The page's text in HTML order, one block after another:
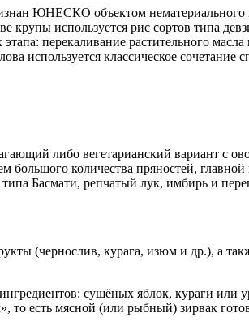
ЮНЕСКО объектом нематериального
крупы используется рис сортов типа
перекаливание растительного
используется классическое
либо вегетарианский вариант с
количества пряностей,
Басмати, репчатый лук, имбирь и
(чернослив, курага, изюм и др.), а
сушёных яблок, кураги
есть мясной (или рыбный) зирвак